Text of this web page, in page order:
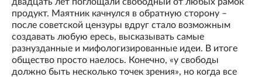
продукт. Маятник качнулся в обратную сторону –
после советской цензуры вдруг стало возможным
создавать любую ересь, высказывать самые
разнузданные и мифологизированные идеи. В итоге
общество просто наелось. Конечно, «у свободы
должно быть несколько точек зрения», но когда все